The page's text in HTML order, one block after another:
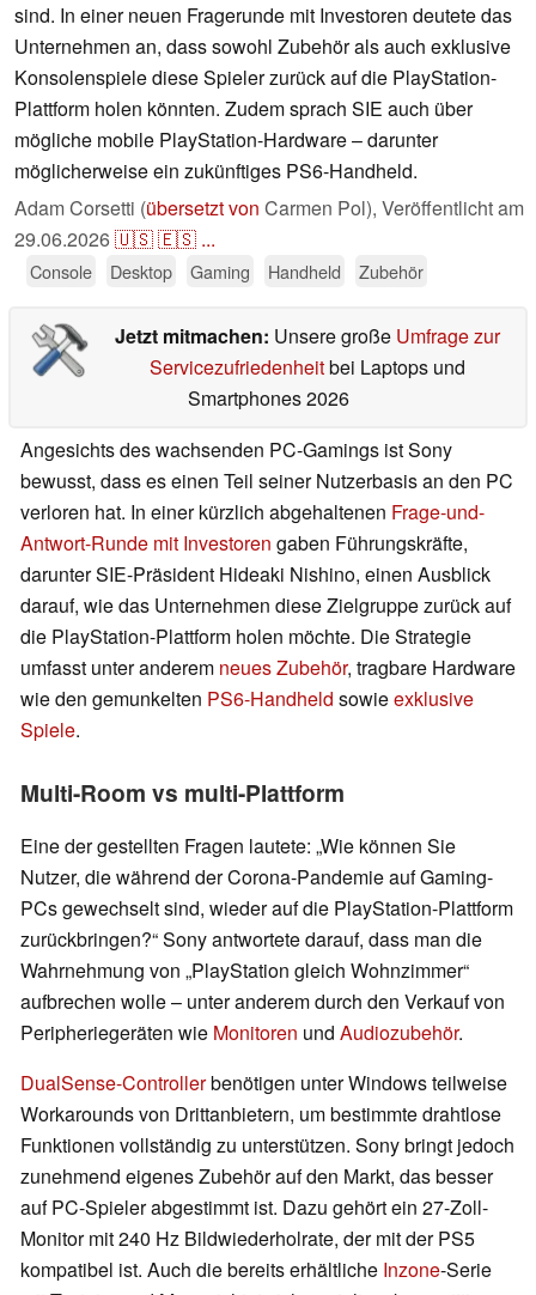
sind. In einer neuen Fragerunde mit Investoren deutete das
Unternehmen an, dass sowohl Zubehör als auch exklusive
Konsolenspiele diese Spieler zurück auf die PlayStation-
Plattform holen könnten. Zudem sprach SIE auch über
mögliche mobile PlayStation-Hardware – darunter
möglicherweise ein zukünftiges PS6-Handheld.
Adam Corsetti (übersetzt von Carmen Pol), Veröffentlicht am
29.06.2026🇺🇸🇪🇸 ...
Console Desktop Gaming Handheld Zubehör
Jetzt mitmachen: Unsere große Umfrage zur
Servicezufriedenheitbei Laptops und
Smartphones 2026
Angesichts des wachsenden PC-Gamings ist Sony
bewusst, dass es einen Teil seiner Nutzerbasis an den PC
verloren hat. In einer kürzlich abgehaltenen Frage-und-
Antwort-Runde mit Investoren gaben Führungskräfte,
darunter SIE-Präsident Hideaki Nishino, einen Ausblick
darauf, wie das Unternehmen diese Zielgruppe zurück auf
die PlayStation-Plattform holen möchte. Die Strategie
umfasst unter anderem neues Zubehör, tragbare Hardware
wie den gemunkelten PS6-Handheld sowieexklusive
Spiele.
Multi-Room vs multi-Plattform
Eine der gestellten Fragen lautete: „Wie können Sie
Nutzer, die während der Corona-Pandemie auf Gaming-
PCs gewechselt sind, wieder auf die PlayStation-Plattform
zurückbringen?“ Sony antwortete darauf, dass man die
Wahrnehmung von „PlayStation gleich Wohnzimmer“
aufbrechen wolle – unter anderem durch den Verkauf von
Peripheriegeräten wie Monitoren und Audiozubehör.
DualSense-Controllerbenötigen unter Windows teilweise
Workarounds von Drittanbietern, um bestimmte drahtlose
Funktionen vollständig zu unterstützen. Sony bringt jedoch
zunehmend eigenes Zubehör auf den Markt, das besser
auf PC-Spieler abgestimmt ist. Dazu gehört ein 27-Zoll-
Monitor mit 240 Hz Bildwiederholrate, der mit der PS5
kompatibel ist. Auch die bereits erhältliche Inzone-Serie